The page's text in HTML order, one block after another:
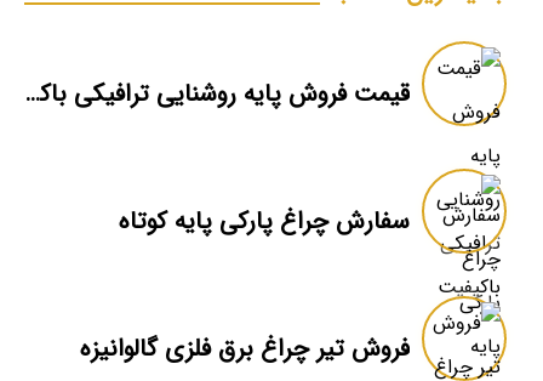
قیمت فروش پایه روشنایی ترافیکی باکیفیت
سفارش چراغ پارکی پایه کوتاه
فروش تیر چراغ برق فلزی گالوانیزه